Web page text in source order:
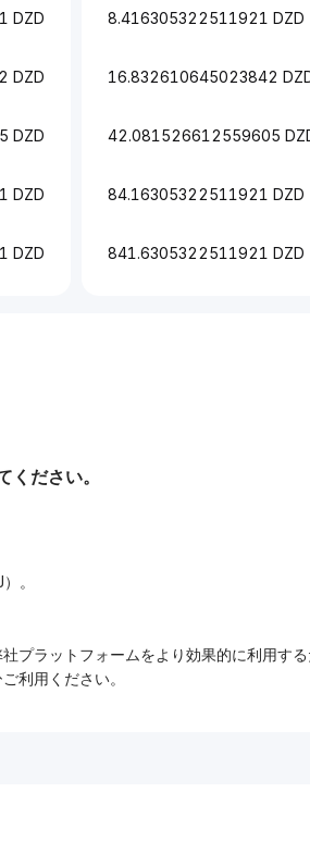
DZD
DZD
DZD
DZD
DZD
8.416305322511921 DZD
16.832610645023842
42.081526612559605
84.16305322511921 DZD
841.6305322511921 DZD
ださい。
。
ラットフォームをより効果的に利用す
利用ください。